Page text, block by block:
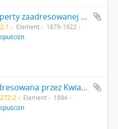
Wycinek z koperty zaadresowanej do Redakcji czasopisma Wisła (druk rękopis znaczki stemple) strona 1: awers
1 Element
1879-1922
Koperta zaadresowana przez Kwiatkowskiego do Erazma Majewskiego (rewers)
2 Element
1894